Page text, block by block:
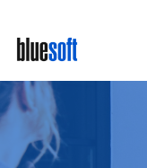
main
content